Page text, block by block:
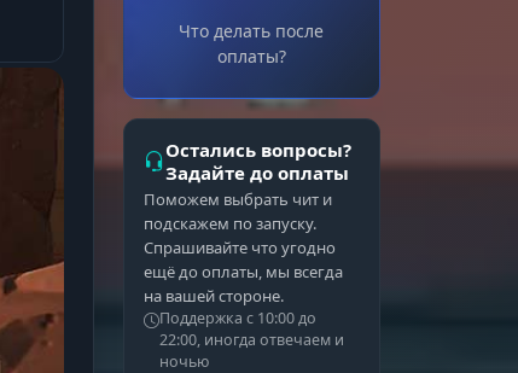
Что делать после
оплаты?
Остались вопросы?
Задайте до оплаты
Поможем выбрать чит и
подскажем по запуску.
Спрашивайте что угодно
ещё до оплаты, мы всегда
на вашей стороне.
Поддержка с 10:00 до
22:00, иногда отвечаем и
ночью